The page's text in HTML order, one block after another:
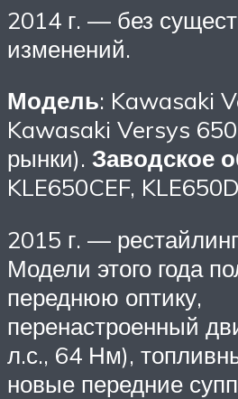
2014 г. — без
изменений.
Модель: Kawasaki
Kawasaki Versys
рынки). Заводское
KLE650CEF,
2015 г. —
Модели этого года
переднюю оптику,
перенастроенный
л.с., 64 Нм),
новые передние